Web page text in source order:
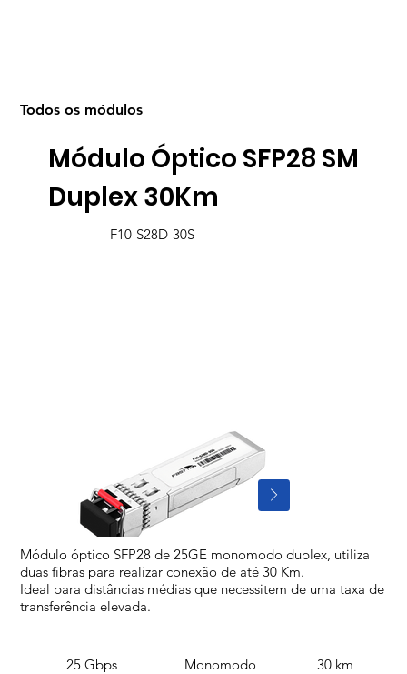
25 Gbps Monomodo 30 km
Módulo Óptico SFP28 SM
Duplex 30Km
Módulo óptico SFP28 de 25GE monomodo duplex, utiliza
duas fibras para realizar conexão de até 30 Km.
Ideal para distâncias médias que necessitem de uma taxa de
transferência elevada.
F10-S28D-30S
Todos os módulos